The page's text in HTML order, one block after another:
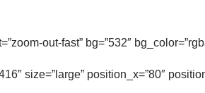
out-fast” bg=”532″
size=”large” position_x=”80″